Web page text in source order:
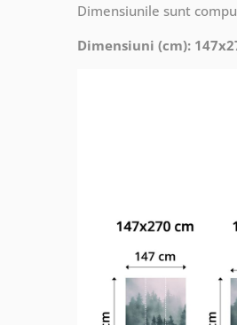
Dimensiunile sunt
Dimensiuni (cm):